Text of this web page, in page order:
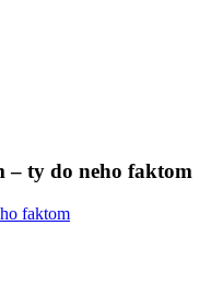
– ty do neho faktom
faktom